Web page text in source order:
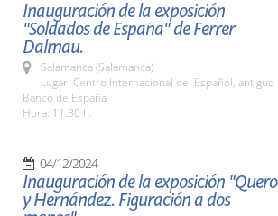
Inauguración de la exposición
"Soldados de España" de Ferrer
Dalmau.
Salamanca (Salamanca)
Lugar: Centro Internacional del Español, antiguo
Banco de España
Hora: 11:30 h.
04/12/2024
Inauguración de la exposición "Quero
y Hernández. Figuración a dos